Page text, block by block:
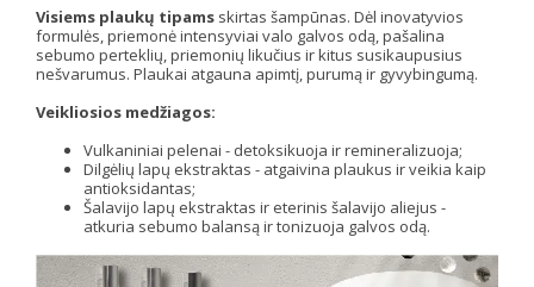
Visiems plaukų tipams skirtas šampūnas. Dėl inovatyvios
formulės, priemonė intensyviai valo galvos odą, pašalina
sebumo perteklių, priemonių likučius ir kitus susikaupusius
nešvarumus. Plaukai atgauna apimtį, purumą ir gyvybingumą.
Veikliosios medžiagos:
Vulkaniniai pelenai - detoksikuoja ir remineralizuoja;
Dilgėlių lapų ekstraktas - atgaivina plaukus ir veikia kaip
antioksidantas;
Šalavijo lapų ekstraktas ir eterinis šalavijo aliejus -
atkuria sebumo balansą ir tonizuoja galvos odą.